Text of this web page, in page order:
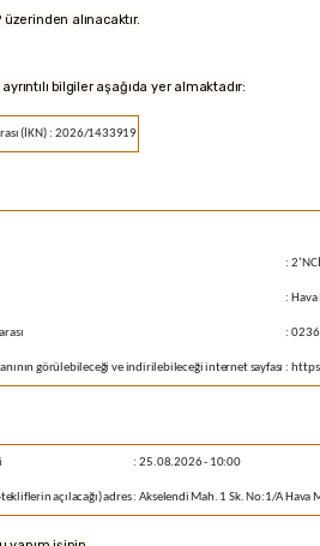
alınacaktır.
bilgiler aşağıda yer almaktadır:
(İKN) : 2026/1433919
:
: Hava
:
görülebileceği ve indirilebileceği internet sayfası :
: 25.08.2026 - 10:00
tekliflerin açılacağı) adres : Akselendi Mah. 1 Sk. No:1/A Hava